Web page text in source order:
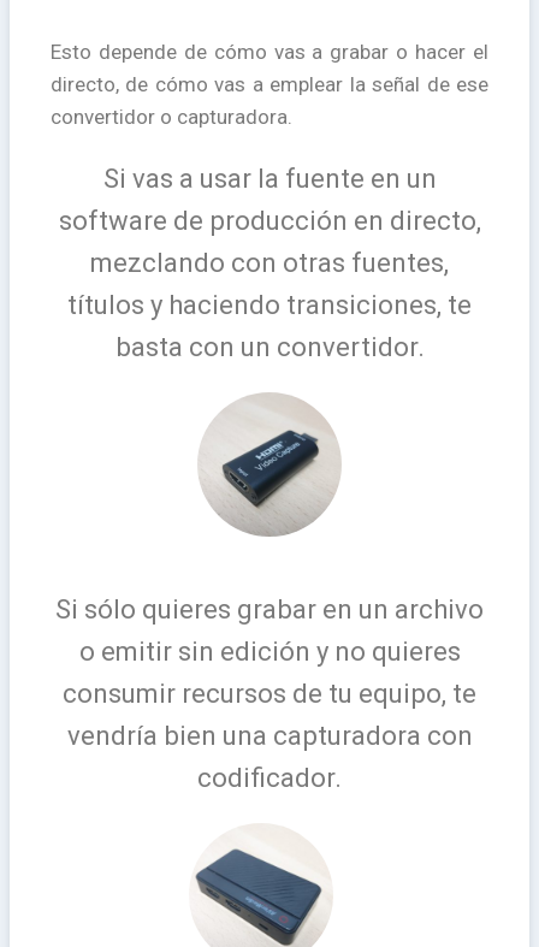
Esto depende de cómo vas a grabar o hacer el
directo, de cómo vas a emplear la señal de ese
convertidor o capturadora.
Si vas a usar la fuente en un
software de producción en directo,
mezclando con otras fuentes,
títulos y haciendo transiciones, te
basta con un convertidor.
Si sólo quieres grabar en un archivo
o emitir sin edición y no quieres
consumir recursos de tu equipo, te
vendría bien una capturadora con
codificador.